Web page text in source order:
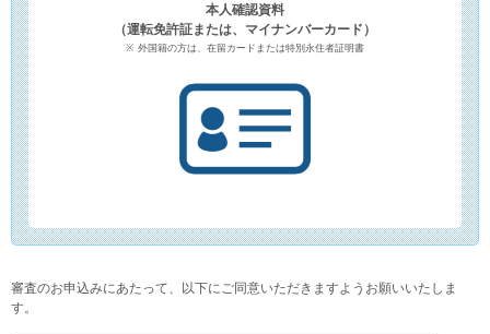
本人確認資料
（運転免許証または、マイナンバーカード）
外国籍の方は、在留カードまたは特別永住者証明書
審査のお申込みにあたって、以下にご同意いただきますようお願いいたしま
す。